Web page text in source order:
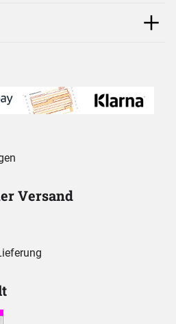
Versand